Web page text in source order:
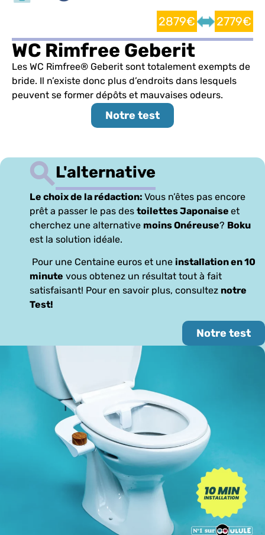
2879€ 2779€
WC Rimfree Geberit
Les WC Rimfree® Geberit sont totalement exempts de
bride. Il n’existe donc plus d’endroits dans lesquels
peuvent se former dépôts et mauvaises odeurs.
Notre test
L'alternative
Le choix de la rédaction: Vous n’êtes pas encore
prêt a passer le pas des toilettes Japonaise et
cherchez une alternative moins Onéreuse? Boku
est la solution idéale.
Pour une Centaine euros et une installation en 10
minute vous obtenez un résultat tout à fait
satisfaisant! Pour en savoir plus, consultez notre
Test!
Notre test